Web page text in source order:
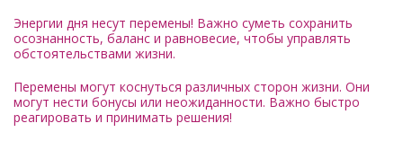
Энергии дня несут перемены! Важно суметь сохранить
осознанность, баланс и равновесие, чтобы управлять
обстоятельствами жизни.
Перемены могут коснуться различных сторон жизни. Они
могут нести бонусы или неожиданности. Важно быстро
реагировать и принимать решения!